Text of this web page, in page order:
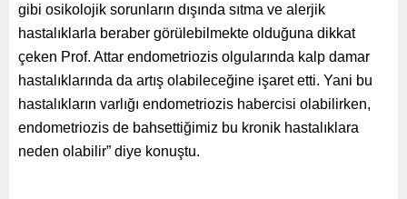
gibi osikolojik sorunların dışında sıtma ve alerjik
hastalıklarla beraber görülebilmekte olduğuna dikkat
çeken Prof. Attar endometriozis olgularında kalp damar
hastalıklarında da artış olabileceğine işaret etti. Yani bu
hastalıkların varlığı endometriozis habercisi olabilirken,
endometriozis de bahsettiğimiz bu kronik hastalıklara
neden olabilir” diye konuştu.